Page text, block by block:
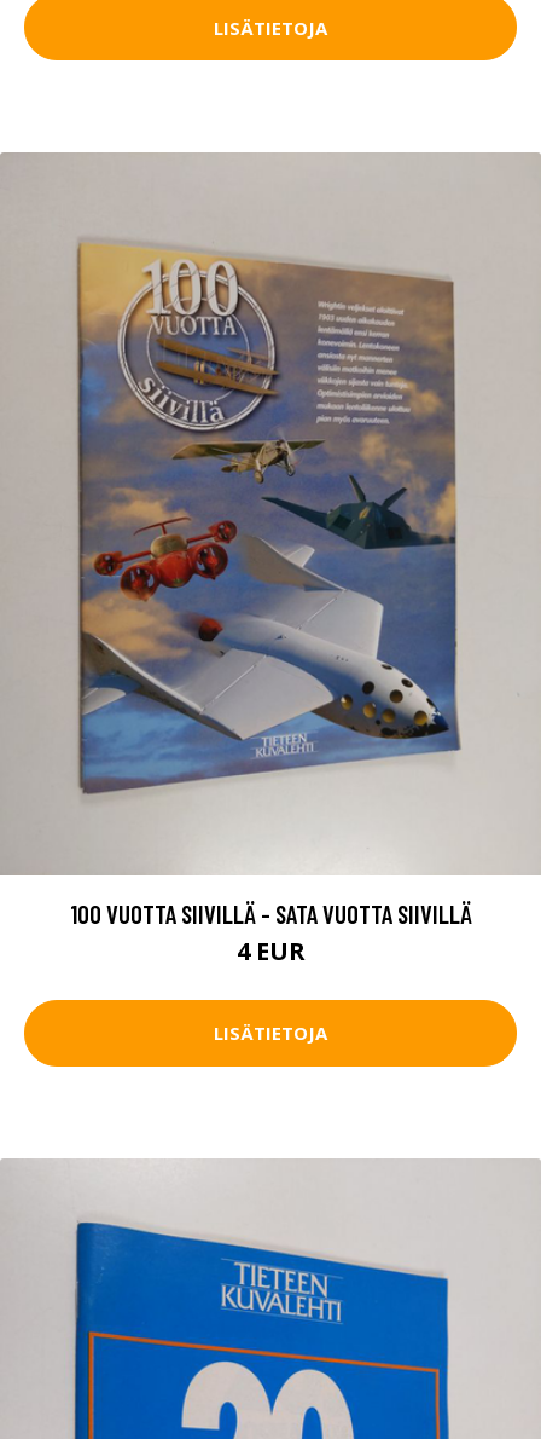
LISÄTIETOJA
100 VUOTTA SIIVILLÄ - SATA VUOTTA SIIVILLÄ
4 EUR
LISÄTIETOJA